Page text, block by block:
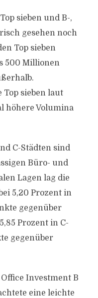
sieben und B-,
gesehen noch
Top sieben
500 Millionen
sieben laut
höhere Volumina
C-Städten sind
Büro- und
Lagen lag die
5,20 Prozent in
gegenüber
Prozent in C-
gegenüber
Investment B
eine leichte